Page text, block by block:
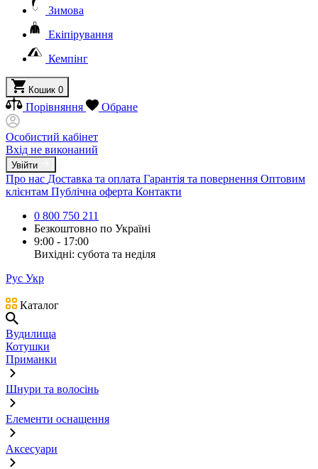
Зимова
Екіпірування
Кемпінг
Кошик 0
Порівняння Обране
Особистий кабінет
Вхід не виконаний
Увійти
Про нас Доставка та оплата Гарантія та повернення Оптовим
клієнтам Публічна оферта Контакти
0 800 750 211
Безкоштовно по Україні
9:00 - 17:00
Вихідні: субота та неділя
Рус Укр
Каталог
Вудилища
Котушки
Приманки
Шнури та волосінь
Елементи оснащення
Аксесуари